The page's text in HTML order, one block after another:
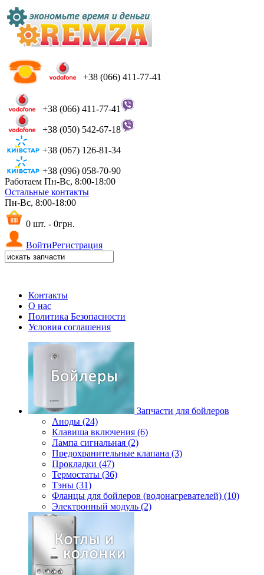
+38 (066) 411-77-41
+38 (066) 411-77-41
+38 (050) 542-67-18
+38 (067) 126-81-34
+38 (096) 058-70-90
Работаем Пн-Вс, 8:00-18:00
Остальные контакты
Пн-Вс, 8:00-18:00
0 шт. - 0грн.
ВойтиРегистрация
Контакты
О нас
Политика Безопасности
Условия соглашения
Запчасти для бойлеров
Аноды (24)
Клавиша включения (6)
Лампа сигнальная (2)
Предохранительные клапана (3)
Прокладки (47)
Термостаты (36)
Тэны (31)
Фланцы для бойлеров (водонагревателей) (10)
Электронный модуль (2)